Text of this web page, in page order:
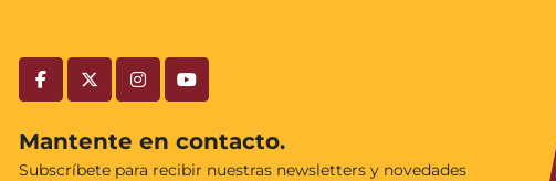
facebooktwitterinstagramyoutube
Mantente en contacto.
Subscríbete para recibir nuestras newsletters y novedades